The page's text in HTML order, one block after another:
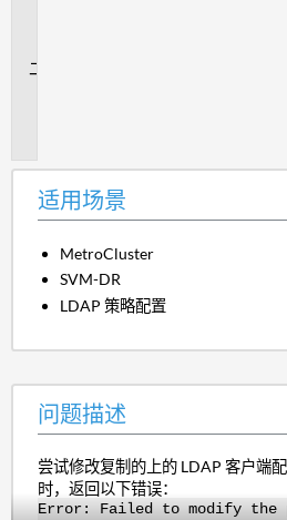
适用场景
MetroCluster
SVM-DR
LDAP 策略配置
问题描述
尝试修改复制的上的 LDAP 客户端
时，返回以下错误：
Error: Failed to modify the